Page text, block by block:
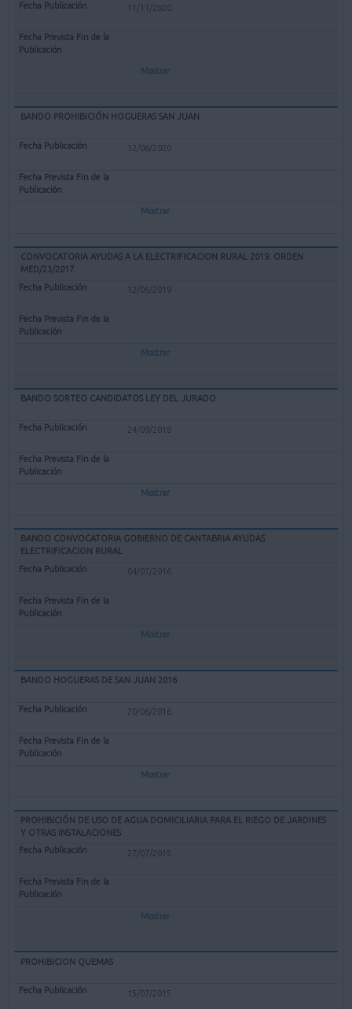
11/11/2020
Mostrar
BANDO PROHIBICIÓN HOGUERAS SAN JUAN
12/06/2020
Mostrar
CONVOCATORIA AYUDAS A LA ELECTRIFICACION RURAL 2019. ORDEN
MED/23/2017.
12/06/2019
Mostrar
BANDO SORTEO CANDIDATOS LEY DEL JURADO
24/09/2018
Mostrar
BANDO CONVOCATORIA GOBIERNO DE CANTABRIA AYUDAS
ELECTRIFICACION RURAL
04/07/2016
Mostrar
BANDO HOGUERAS DE SAN JUAN 2016
20/06/2016
Mostrar
PROHIBICIÓN DE USO DE AGUA DOMICILIARIA PARA EL RIEGO DE JARDINES
Y OTRAS INSTALACIONES
27/07/2015
Mostrar
PROHIBICION QUEMAS
15/07/2015